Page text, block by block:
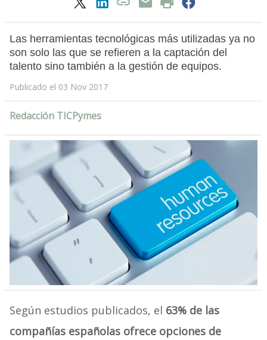
Las herramientas tecnológicas más utilizadas ya no
son solo las que se refieren a la captación del
talento sino también a la gestión de equipos.
Publicado el 03 Nov 2017
Redacción TICPymes
Según estudios publicados, el 63% de las
compañías españolas ofrece opciones de